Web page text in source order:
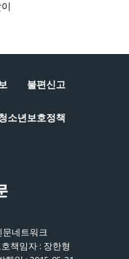
불편신고
소년보호정책
네트워크
책임자 : 장한형